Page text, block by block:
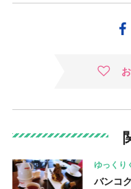
ゆっくり
バンコ